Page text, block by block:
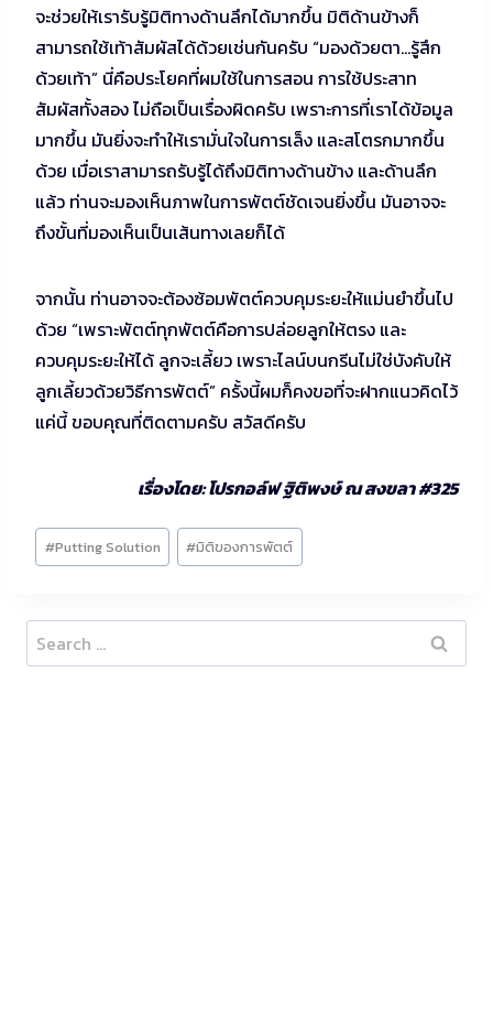
จะช่วยให้เรารับรู้มิติทางด้านลึกได้มากขึ้น มิติด้านข้างก็
สามารถใช้เท้าสัมผัสได้ด้วยเช่นกันครับ “มองด้วยตา…รู้สึก
ด้วยเท้า” นี่คือประโยคที่ผมใช้ในการสอน การใช้ประสาท
สัมผัสทั้งสอง ไม่ถือเป็นเรื่องผิดครับ เพราะการที่เราได้ข้อมูล
มากขึ้น มันยิ่งจะทำให้เรามั่นใจในการเล็ง และสโตรกมากขึ้น
ด้วย เมื่อเราสามารถรับรู้ได้ถึงมิติทางด้านข้าง และด้านลึก
แล้ว ท่านจะมองเห็นภาพในการพัตต์ชัดเจนยิ่งขึ้น มันอาจจะ
ถึงขั้นที่มองเห็นเป็นเส้นทางเลยก็ได้
จากนั้น ท่านอาจจะต้องซ้อมพัตต์ควบคุมระยะให้แม่นยำขึ้นไป
ด้วย “เพราะพัตต์ทุกพัตต์คือการปล่อยลูกให้ตรง และ
ควบคุมระยะให้ได้ ลูกจะเลี้ยว เพราะไลน์บนกรีนไม่ใช่บังคับให้
ลูกเลี้ยวด้วยวิธีการพัตต์” ครั้งนี้ผมก็คงขอที่จะฝากแนวคิดไว้
แค่นี้ ขอบคุณที่ติดตามครับ สวัสดีครับ
เรื่องโดย: โปรกอล์ฟ ฐิติพงษ์ ณ สงขลา #325
Post
Tags:
#Putting Solution #มิติของการพัตต์
Search
for: